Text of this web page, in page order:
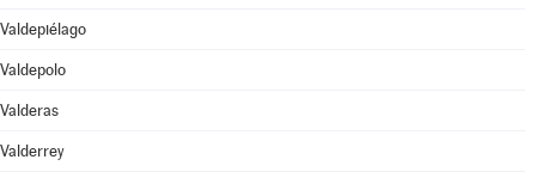
Valdepiélago
Valdepolo
Valderas
Valderrey